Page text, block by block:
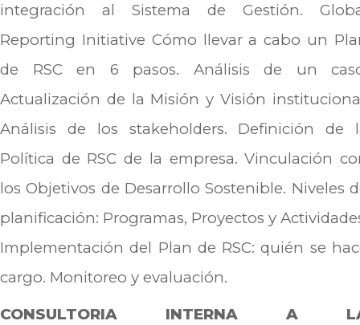
integración al Sistema de Gestión.
Reporting Initiative Cómo llevar a cabo un
de RSC en 6 pasos. Análisis de un
Actualización de la Misión y Visión
Análisis de los stakeholders. Definición de
Política de RSC de la empresa. Vinculación
los Objetivos de Desarrollo Sostenible. Niveles
planificación: Programas, Proyectos y
Implementación del Plan de RSC: quién se
cargo. Monitoreo y evaluación.
CONSULTORIA INTERNA A